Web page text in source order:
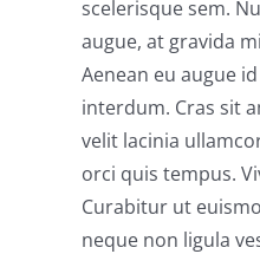
scelerisque sem.
augue, at gravida
Aenean eu augue
interdum. Cras sit
velit lacinia
orci quis tempus.
Curabitur ut
neque non ligula